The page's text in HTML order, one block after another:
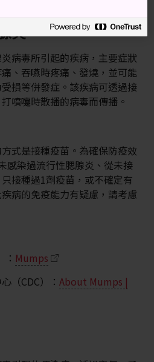
炎
病毒所引起的疾病，主要症狀
、吞嚥時疼痛、發燒，並可能
損等併發症。該疾病可透過接
噴嚏時散播的病毒而傳播。
式是接種疫苗。為確保防疫效
感染過流行性腮腺炎、從未接
接種過1劑疫苗，或不確定有
病的免疫能力有疑慮，請考慮
Mumps
（CDC）： About Mumps |